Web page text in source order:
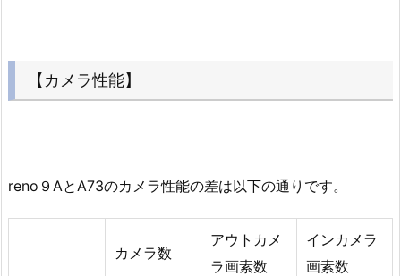
【カメラ性能】
reno９AとA73のカメラ性能の差は以下の通りです。
カメラ数
アウトカメ
ラ画素数
インカメラ
画素数